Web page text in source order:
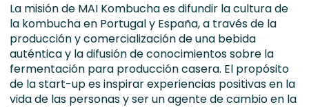
La misión de MAI Kombucha es difundir la cultura de
la kombucha en Portugal y España, a través de la
producción y comercialización de una bebida
auténtica y la difusión de conocimientos sobre la
fermentación para producción casera. El propósito
de la start-up es inspirar experiencias positivas en la
vida de las personas y ser un agente de cambio en la